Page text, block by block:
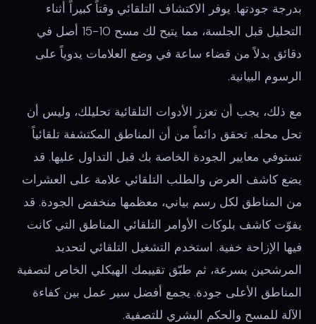
بدرجة جودتها. يوفر الاكتشاف التلقائي وقتاً كبيراً أثناء
التحليل قبل الجلسة، مما يتيح لك مسح 10-15 أصل في
دقائق بدلاً من قضاء ساعة في وضع العلامات يدوياً على
الرسوم البيانية.
مع ذلك، يجب أن تعزز الأدوات التلقائية تحليلك، وليس أن
تحل محله. تحقق دائماً من أن المناطق المكتشفة تلقائياً
تستوفي معايير الجودة الخاصة بك قبل التداول عليها. قد
يضع كاشف العرض والطلب التلقائي علامة على العشرات
من المناطق لكل رسم بياني، معظمها منخفض الجودة. قد
يفوّت كاشف بلوكات الأوامر التلقائي المناطق التي كانت
فيها الإزاحة خفية. استخدم التشغيل التلقائي لتحديد
المرشحين بسرعة، ثم طبّق تقييمك الهيكلي الخاص لتصفية
المناطق الأعلى جودة. يجمع أفضل سير عمل بين كفاءة
الآلة للمسح والحكم البشري للتصفية.